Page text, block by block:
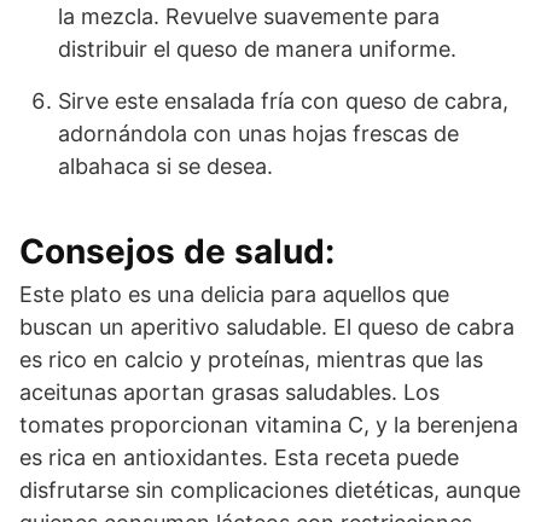
la mezcla. Revuelve suavemente para
distribuir el queso de manera uniforme.
Sirve este ensalada fría con queso de cabra,
adornándola con unas hojas frescas de
albahaca si se desea.
Consejos de salud:
Este plato es una delicia para aquellos que
buscan un aperitivo saludable. El queso de cabra
es rico en calcio y proteínas, mientras que las
aceitunas aportan grasas saludables. Los
tomates proporcionan vitamina C, y la berenjena
es rica en antioxidantes. Esta receta puede
disfrutarse sin complicaciones dietéticas, aunque